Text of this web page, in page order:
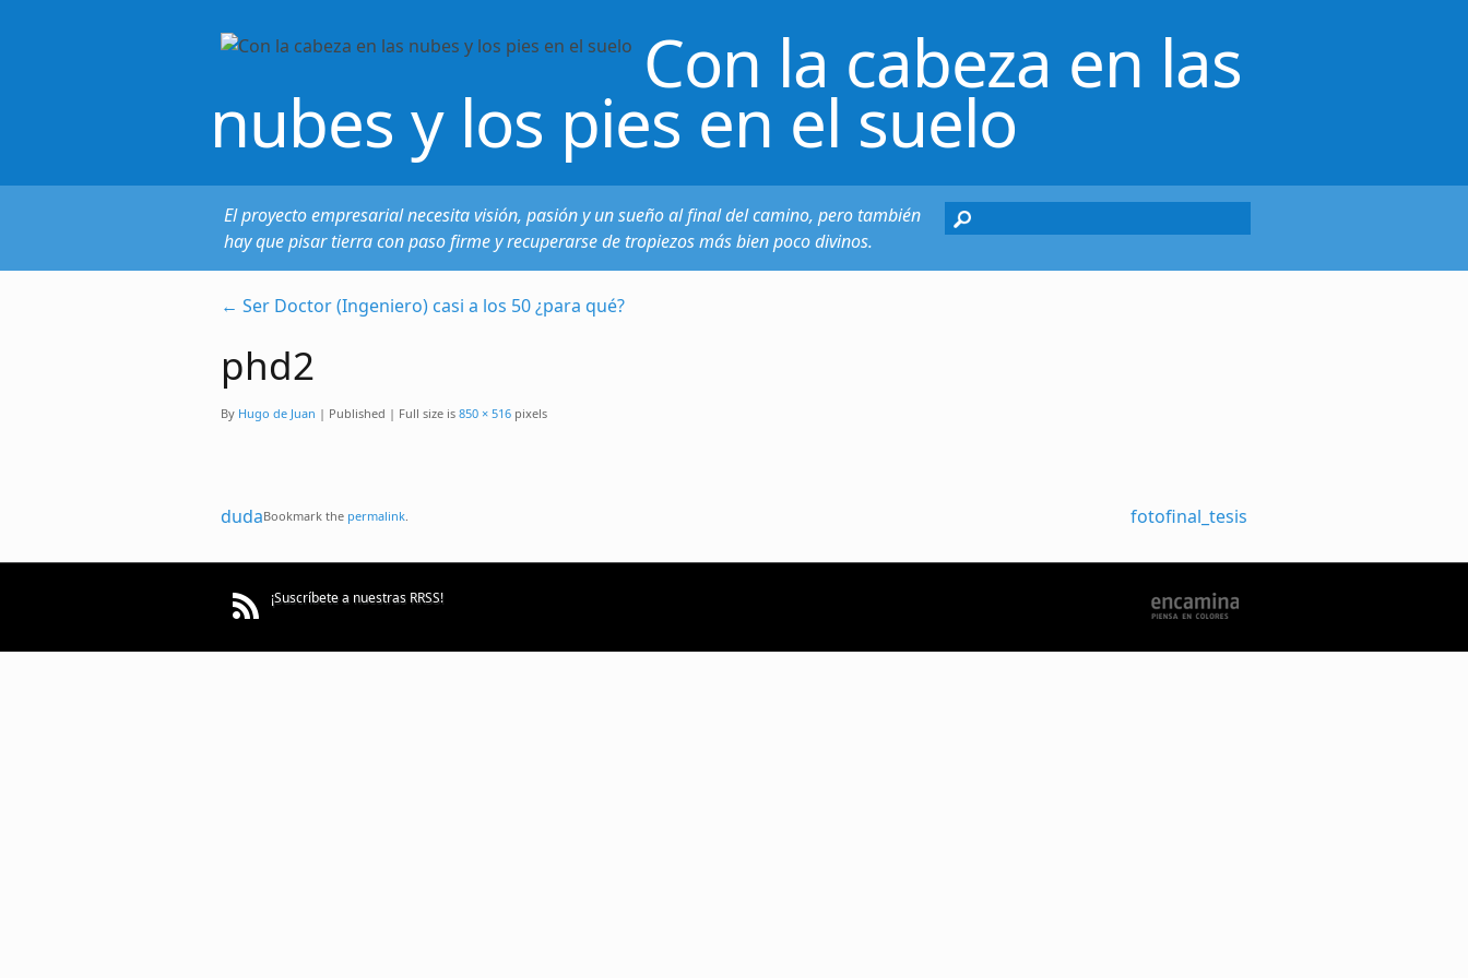
Con la cabeza en las
nubes y los pies en el suelo
El proyecto empresarial necesita visión, pasión y un sueño al final del camino, pero también
hay que pisar tierra con paso firme y recuperarse de tropiezos más bien poco divinos.
← Ser Doctor (Ingeniero) casi a los 50 ¿para qué?
phd2
By Hugo de Juan | Published | Full size is 850 × 516 pixels
duda fotofinal_tesis
Bookmark the permalink.
¡Suscríbete a nuestras RRSS!